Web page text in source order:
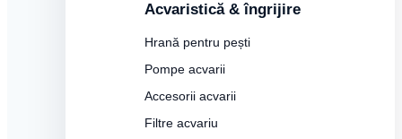
Acvaristică & îngrijire
Hrană pentru pești
Pompe acvarii
Accesorii acvarii
Filtre acvariu